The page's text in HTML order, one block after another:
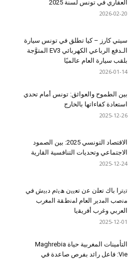
العقاري في تونس لسنة 2025
2026-02-20
سيتي كارز – كيا تطلق في تونس سيارة
الـدفع الرباعي الكهربائي EV3 المتوَّجة
بلقب سيارة العام عالميًا
2026-01-14
بين الطموح والعوائق: تونس أمام تحدي
استعادة كفاءاتها بالخارج
2025-12-26
الاقتصاد التونسي 2025: بين الصمود
الاجتماعي وتحديات التنافسية القارية
2025-12-24
ﺗﯾﺗرا ﺑﺎك ﺗﻌﻠن ﻋن ﺗﻌﯾﯾن ھﯾﺛم دﺑﯾش ﻓﻲ
ﻣﻧﺻب اﻟﻣدﯾر اﻟﻌﺎم ﻟﻣﻧطﻘﺔ اﻟﻣﻐرب
اﻟﻌرﺑﻲ وﻏرب أﻓرﯾﻘﯾﺎ
2025-12-01
التأمينات المغربية حياة Maghrebia
Vie: فاعل رائد بفرص صاعدة في